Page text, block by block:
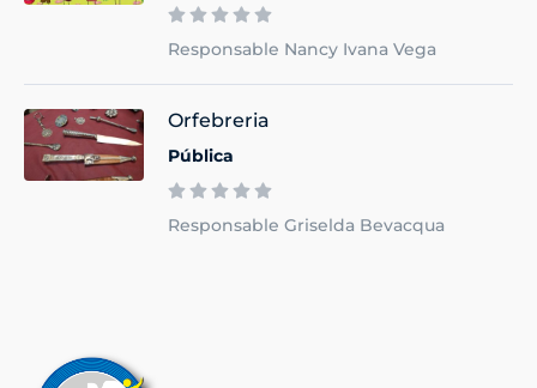
Responsable Nancy Ivana Vega
Orfebreria
Pública
Responsable Griselda Bevacqua